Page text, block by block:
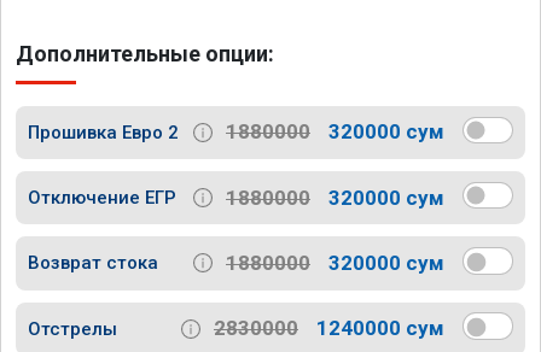
Дополнительные опции:
Прошивка Евро 2 1880000 320000 сум
Отключение ЕГР 1880000 320000 сум
Возврат стока 1880000 320000 сум
Отстрелы 2830000 1240000 сум